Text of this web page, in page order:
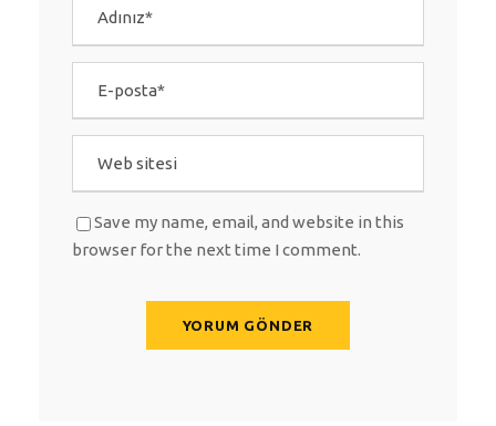
Save my name, email, and website in this
browser for the next time I comment.